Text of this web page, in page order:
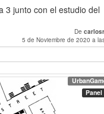
3 junto con el estudio del
De
5 de Noviembre de 2020 a
Panel